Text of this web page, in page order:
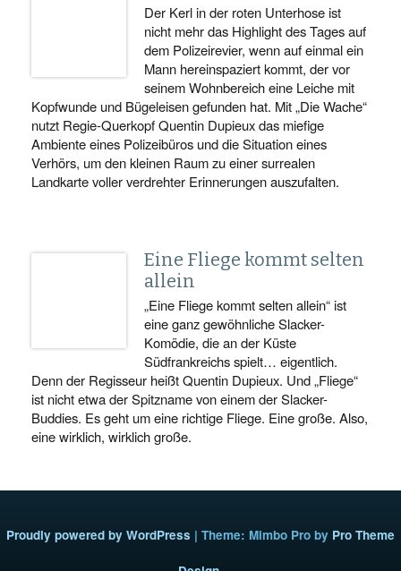
Der Kerl in der roten Unterhose ist
nicht mehr das Highlight des Tages auf
dem Polizeirevier, wenn auf einmal ein
Mann hereinspaziert kommt, der vor
seinem Wohnbereich eine Leiche mit
Kopfwunde und Bügeleisen gefunden hat. Mit „Die Wache“
nutzt Regie-Querkopf Quentin Dupieux das miefige
Ambiente eines Polizeibüros und die Situation eines
Verhörs, um den kleinen Raum zu einer surrealen
Landkarte voller verdrehter Erinnerungen auszufalten.
Eine Fliege kommt selten
allein
„Eine Fliege kommt selten allein“ ist
eine ganz gewöhnliche Slacker-
Komödie, die an der Küste
Südfrankreichs spielt… eigentlich.
Denn der Regisseur heißt Quentin Dupieux. Und „Fliege“
ist nicht etwa der Spitzname von einem der Slacker-
Buddies. Es geht um eine richtige Fliege. Eine große. Also,
eine wirklich, wirklich große.
Proudly powered by WordPress | Theme: Mimbo Pro by Pro Theme